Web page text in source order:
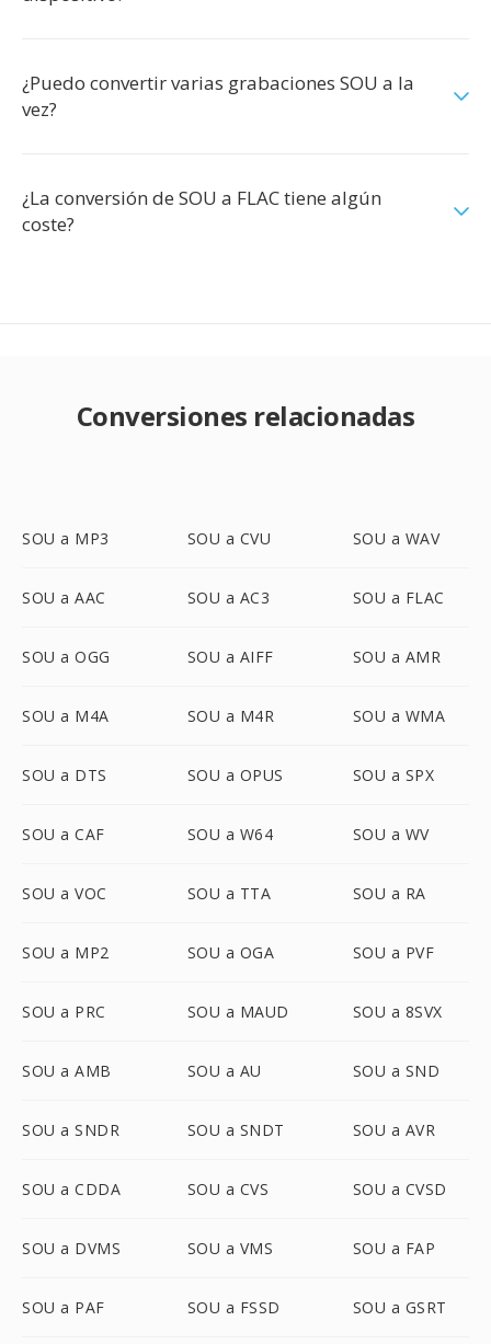
¿Puedo convertir varias grabaciones SOU a la
vez?
¿La conversión de SOU a FLAC tiene algún
coste?
Conversiones relacionadas
SOU a MP3 SOU a CVU SOU a WAV
SOU a AAC SOU a AC3 SOU a FLAC
SOU a OGG SOU a AIFF SOU a AMR
SOU a M4A SOU a M4R SOU a WMA
SOU a DTS SOU a OPUS SOU a SPX
SOU a CAF SOU a W64 SOU a WV
SOU a VOC SOU a TTA SOU a RA
SOU a MP2 SOU a OGA SOU a PVF
SOU a PRC SOU a MAUD SOU a 8SVX
SOU a AMB SOU a AU SOU a SND
SOU a SNDR SOU a SNDT SOU a AVR
SOU a CDDA SOU a CVS SOU a CVSD
SOU a DVMS SOU a VMS SOU a FAP
SOU a PAF SOU a FSSD SOU a GSRT